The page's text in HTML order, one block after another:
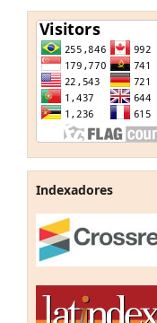
Indexadores